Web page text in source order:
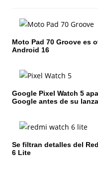
n
d
e
e
n
r
Moto Pad 70 Groove es
Android 16
Google Pixel Watch 5
Google antes de su
Se filtran detalles del
6 Lite